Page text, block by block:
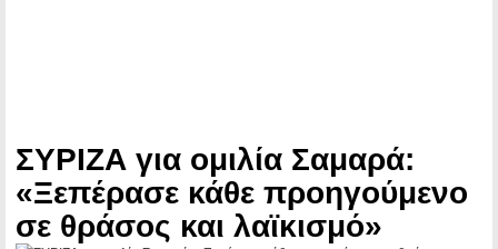
ΣΥΡΙΖΑ για ομιλία Σαμαρά:
«Ξεπέρασε κάθε προηγούμενο
σε θράσος και λαϊκισμό»